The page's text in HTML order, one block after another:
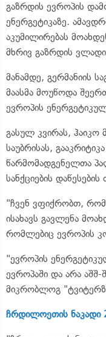
გაზრდის ევროპის
ენერგეტიკაზე.
აკუმილირებას
მხრივ გაზრდის
მანამდე, გერმანიის
მაასმა მოუწოდა
ევროპის
გასულ კვირას, ჰაიკო
საუბრისას,
წარმომადგენელთა
სანქციების დაწესების
"ჩვენ ვფიქრობთ, რომ
ისახავს გავლენა
რომლებიც ევროპის
"ევროპის
ევროპაში და არა აშშ-
მიკრობლოგ
ჩრდილოეთის ნაკადი